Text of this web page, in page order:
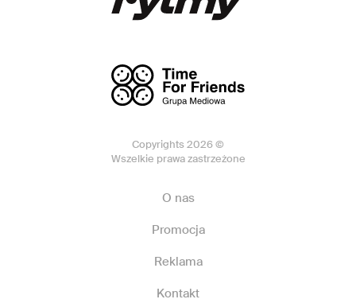
Copyrights 2026 ©
Wszelkie prawa zastrzeżone
O nas
Promocja
Reklama
Kontakt